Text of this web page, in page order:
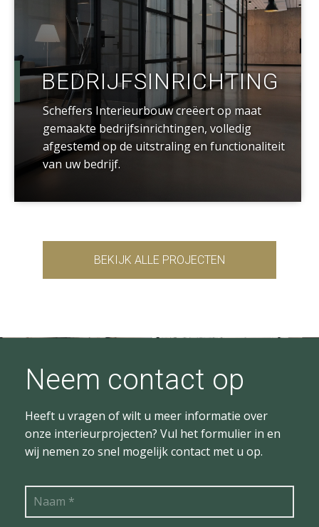
BEDRIJFSINRICHTING
Scheffers Interieurbouw creëert op maat
gemaakte bedrijfsinrichtingen, volledig
afgestemd op de uitstraling en functionaliteit
van uw bedrijf.
BEKIJK ALLE PROJECTEN
Neem contact op
Heeft u vragen of wilt u meer informatie over
onze interieurprojecten? Vul het formulier in en
wij nemen zo snel mogelijk contact met u op.